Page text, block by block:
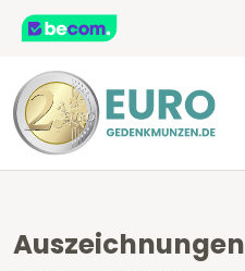
Auszeichnungen